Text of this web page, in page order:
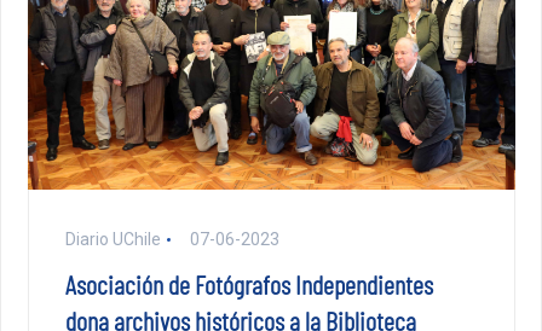
Diario UChile 07-06-2023
Asociación de Fotógrafos Independientes
dona archivos históricos a la Biblioteca